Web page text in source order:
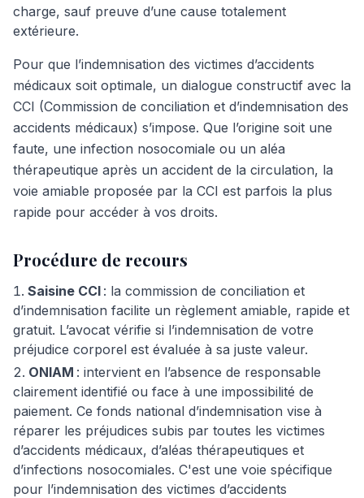
charge, sauf preuve d’une cause totalement
extérieure.
Pour que l’indemnisation des victimes d’accidents
médicaux soit optimale, un dialogue constructif avec la
CCI (Commission de conciliation et d’indemnisation des
accidents médicaux) s’impose. Que l’origine soit une
faute, une infection nosocomiale ou un aléa
thérapeutique après un accident de la circulation, la
voie amiable proposée par la CCI est parfois la plus
rapide pour accéder à vos droits.
Procédure de recours
Saisine CCI : la commission de conciliation et
d’indemnisation facilite un règlement amiable, rapide et
gratuit. L’avocat vérifie si l’indemnisation de votre
préjudice corporel est évaluée à sa juste valeur.
ONIAM : intervient en l’absence de responsable
clairement identifié ou face à une impossibilité de
paiement. Ce fonds national d’indemnisation vise à
réparer les préjudices subis par toutes les victimes
d’accidents médicaux, d’aléas thérapeutiques et
d’infections nosocomiales. C'est une voie spécifique
pour l’indemnisation des victimes d’accidents